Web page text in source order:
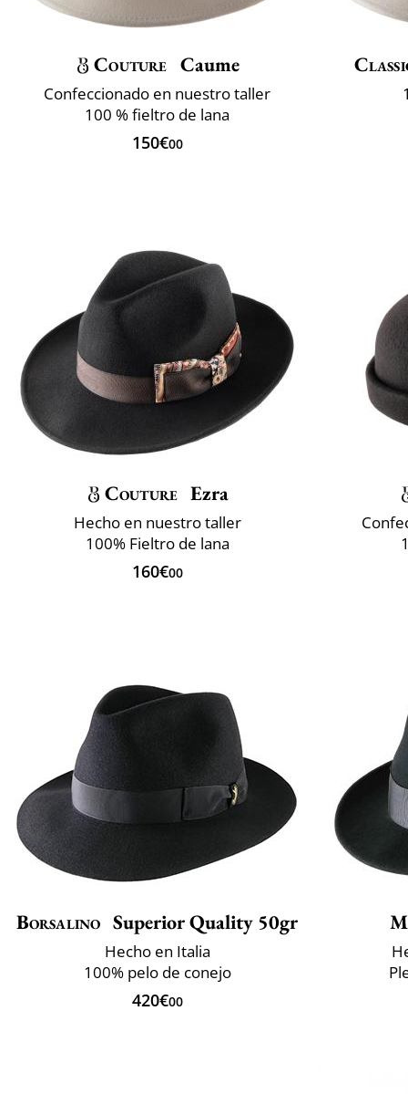
Couture Caume
Confeccionado en nuestro taller
100 % fieltro de lana
150€00
Couture Ezra
Hecho en nuestro taller
100% Fieltro de lana
160€00
Borsalino Superior Quality 50gr
Hecho en Italia
100% pelo de conejo
420€00